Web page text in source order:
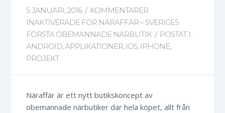
5 JANUARI, 2016 / KOMMENTARER
INAKTIVERADE FÖR NÄRAFFÄR – SVERIGES
FÖRSTA OBEMANNADE NÄRBUTIK / POSTAT I:
ANDROID,APPLIKATIONER, IOS, IPHONE,
PROJEKT
Näraffär är ett nytt butikskoncept av
obemannade närbutiker där hela köpet, allt från